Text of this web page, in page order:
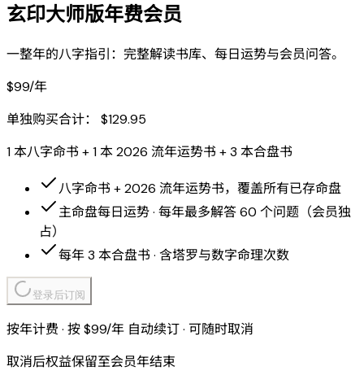
玄印大师版年费会员
一整年的八字指引：完整解读书库、每日运势与会员问答。
$99/年
单独购买合计：
$129.95
1 本八字命书 + 1 本 2026 流年运势书 + 3 本合盘书
八字命书 + 2026 流年运势书，覆盖所有已存命盘
主命盘每日运势 · 每年最多解答 60 个问题（会员独
占）
每年 3 本合盘书 · 含塔罗与数字命理次数
登录后订阅
按年计费 · 按 $99/年 自动续订 · 可随时取消
取消后权益保留至会员年结束